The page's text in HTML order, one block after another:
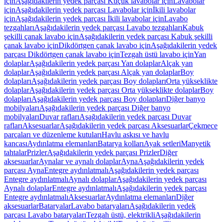
içinAşağıdakilerin yedek parçası Lavabolar içinİkili lavabolar
içinAşağıdakilerin yedek parçası İkili lavabolar içinLavabo
tezgahlarıAşağıdakilerin yedek parçası Lavabo tezgahlarıKabuk
şekilli çanak lavabo içinAşağıdakilerin yedek parçası Kabuk şekilli
çanak lavabo içinDikdörtgen çanak lavabo içinAşağıdakilerin yedek
parçası Dikdörtgen çanak lavabo içinTezgah üstü lavabo içinYan
dolaplarAşağıdakilerin yedek parçası Yan dolaplarAlçak yan
dolaplarAşağıdakilerin yedek parçası Alçak yan dolaplarBoy
dolaplarıAşağıdakilerin yedek parçası Boy dolaplarıOrta yükseklikte
dolaplarAşağıdakilerin yedek parçası Orta yükseklikte dolaplarBoy
dolaplarıAşağıdakilerin yedek parçası Boy dolaplarıDiğer banyo
mobilyalarıAşağıdakilerin yedek parçası Diğer banyo
mobilyalarıDuvar raflarıAşağıdakilerin yedek parçası Duvar
raflarıAksesuarlarAşağıdakilerin yedek parçası AksesuarlarÇekmece
parçaları ve düzenleme kutularıHavlu askısı ve havlu
kancasıAydınlatma elemanlarıBatarya kollarıAyak setleriManyetik
tahtalarPrizlerAşağıdakilerin yedek parçası PrizlerDiğer
aksesuarlarAynalar ve aynalı dolaplarAynaAşağıdakilerin yedek
parçası AynaEntegre aydınlatmalıAşağıdakilerin yedek parçası
Entegre aydınlatmalıAynalı dolaplarAşağıdakilerin yedek parçası
Aynalı dolaplarEntegre aydınlatmalıAşağıdakilerin yedek parçası
Entegre aydınlatmalıAksesuarlarAydınlatma elemanlarıDiğer
aksesuarlarBataryalarLavabo bataryalarıAşağıdakilerin yedek
parçası Lavabo bataryalarıTezgah üstü, elektrikliAşağıdakilerin